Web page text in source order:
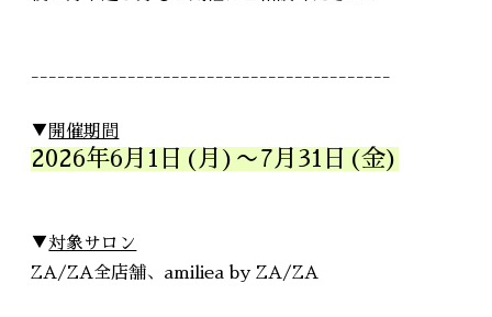
-----------------------------------------
▼ 開催期間
2026年6月1日(月)〜7月31日(金)
▼対象サロン
ZA/ZA全店舗、amiliea by ZA/ZA